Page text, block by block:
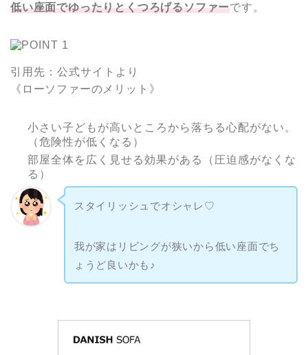
低い座面でゆったりとくつろげるソファーです。
引用先：公式サイトより
《ローソファーのメリット》
小さい子どもが高いところから落ちる心配がない。
（危険性が低くなる）
部屋全体を広く見せる効果がある（圧迫感がなくな
る）
スタイリッシュでオシャレ♡
我が家はリビングが狭いから低い座面でち
ょうど良いかも♪